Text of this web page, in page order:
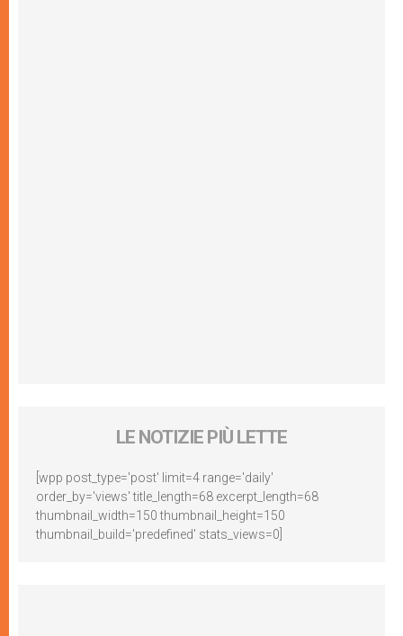
LE NOTIZIE PIÙ LETTE
[wpp post_type='post' limit=4 range='daily'
order_by='views' title_length=68 excerpt_length=68
thumbnail_width=150 thumbnail_height=150
thumbnail_build='predefined' stats_views=0]